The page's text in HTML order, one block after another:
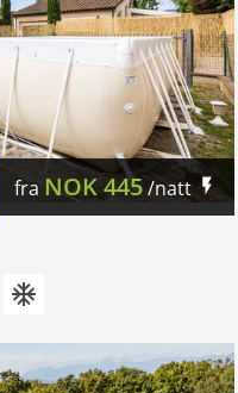
fra NOK445/natt